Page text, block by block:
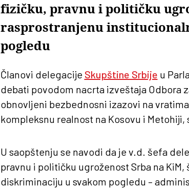
fizičku, pravnu i političku
rasprostranjenu
pogledu
Članovi delegacije Skupštine Srbije u
debati povodom nacrta izveštaja Odbora
obnovljeni bezbednosni izazovi na
kompleksnu realnost na Kosovu i
U saopštenju se navodi da je v.d. šefa
pravnu i političku ugroženost Srba na
diskriminaciju u svakom pogledu –